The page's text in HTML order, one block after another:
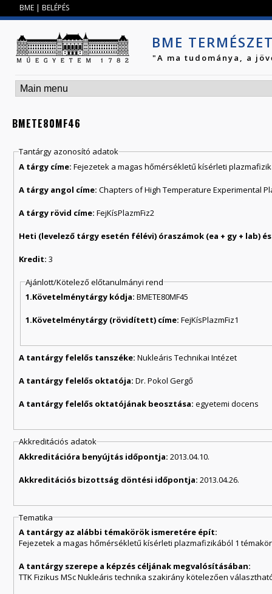
BME | BELÉPÉS
BME
"A ma tudománya, a
BMETE80MF46
Tantárgy azonosító adatok
A tárgy címe:Fejezetek a magas hőmérsékletű kísérleti
A tárgy angol címe:Chapters of High Temperature Experimental
A tárgy rövid címe:FejKísPlazmFiz2
Kredit:3
Ajánlott/Kötelező előtanulmányi rend
1.Követelménytárgy kódja:BMETE80MF45
1.Követelménytárgy (rövidített) címe:FejKísPlazmFiz1
A tantárgy felelős tanszéke:Nukleáris Technikai Intézet
A tantárgy felelős oktatója:Dr. Pokol Gergő
A tantárgy felelős oktatójának beosztása:egyetemi docens
Akkreditációs adatok
Akkreditációra benyújtás időpontja:2013.04.10.
Akkreditációs bizottság döntési időpontja:2013.04.26.
Tematika
A tantárgy az alábbi témakörök ismeretére épít:
Fejezetek a magas hőmérsékletű kísérleti plazmafizikából 1
A tantárgy szerepe a képzés céljának megvalósításában:
TTK Fizikus MSc Nukleáris technika szakirány kötelezően